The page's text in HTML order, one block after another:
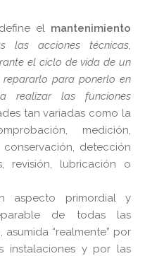
el mantenimiento
las acciones técnicas,
el ciclo de vida de un
para ponerlo en
realizar las funciones
tan variadas como la
medición,
detección
revisión, lubricación o
aspecto primordial y
de todas las
“realmente” por
instalaciones y por las